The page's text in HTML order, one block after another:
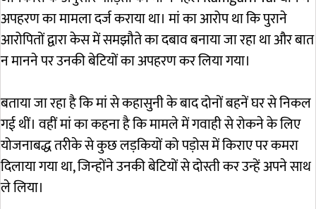
अपहरण का मामला दर्ज कराया था। मां का आरोप था कि पुराने
आरोपितों द्वारा केस में समझौते का दबाव बनाया जा रहा था और बात
न मानने पर उनकी बेटियों का अपहरण कर लिया गया।
बताया जा रहा है कि मां से कहासुनी के बाद दोनों बहनें घर से निकल
गई थीं। वहीं मां का कहना है कि मामले में गवाही से रोकने के लिए
योजनाबद्ध तरीके से कुछ लड़कियों को पड़ोस में किराए पर कमरा
दिलाया गया था, जिन्होंने उनकी बेटियों से दोस्ती कर उन्हें अपने साथ
ले लिया।